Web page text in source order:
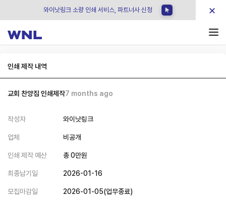
와이낫링크 소량 인쇄 서비스, 파트너사 신청 ×
인쇄 제작 내역
교회 찬양집 인쇄제작7 months ago
작성자 와이낫링크
업체 비공개
인쇄 제작 예산 총0만원
최종납기일 2026-01-16
모집마감일 2026-01-05(업무종료)